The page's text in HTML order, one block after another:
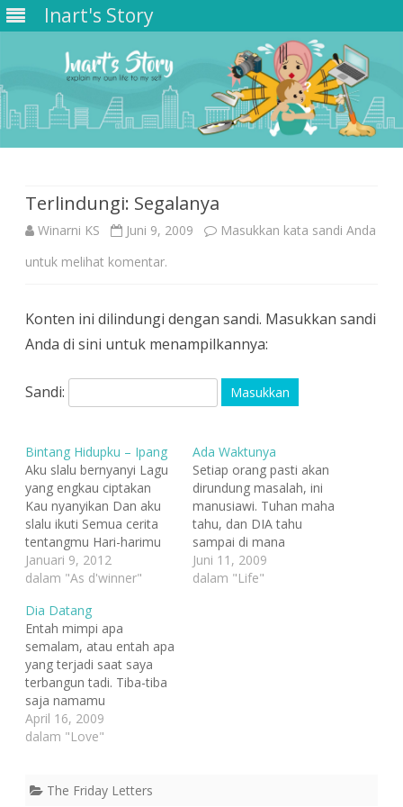
Inart's Story
Terlindungi: Segalanya
Winarni KS Juni 9, 2009
Masukkan kata sandi Anda
untuk melihat komentar.
Konten ini dilindungi dengan sandi. Masukkan sandi
Anda di sini untuk menampilkannya:
Sandi:
Bintang Hidupku – Ipang
Aku slalu bernyanyi Lagu
yang engkau ciptakan
Kau nyanyikan Dan aku
slalu ikuti Semua cerita
tentangmu Hari-harimu
Kau... Jadi inspirasiku
Smangat hidup Dikala
senang Disaat sendiri
dan kesepian Kau bintang
di hatiku Apapun yang
kau lakukan Baik dan
buruk bagiku Tetap indah
Tak satupun alasan
Untuk…
Januari 9, 2012
dalam "As d'winner"
Ada Waktunya
Setiap orang pasti akan
dirundung masalah, ini
manusiawi. Tuhan maha
tahu, dan DIA tahu
sampai di mana
kemampuan hamba-Nya,
semua akan diberikan
Juni 11, 2009
dalam "Life"
Dia Datang
Entah mimpi apa
semalam, atau entah apa
yang terjadi saat saya
terbangun tadi. Tiba-tiba
saja namamu
menganggu hariku, kau
seakan hadir kembali
tiba-tiba mengalun
April 16, 2009
dalam "Love"
The Friday Letters